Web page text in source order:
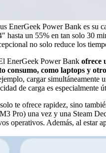
EnerGeek Power Bank es su
hasta un 55% en tan solo 30
no solo reduce los
EnerGeek Power Bank ofrece
consumo, como laptops y
cargar
de carga es
te ofrece rapidez, sino
Pro) una vez y una Steam
operativos. Además, al